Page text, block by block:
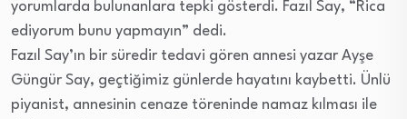
yorumlarda bulunanlara tepki gösterdi. Fazıl Say, “Rica
ediyorum bunu yapmayın” dedi.
Fazıl Say’ın bir süredir tedavi gören annesi yazar Ayşe
Güngür Say, geçtiğimiz günlerde hayatını kaybetti. Ünlü
piyanist, annesinin cenaze töreninde namaz kılması ile